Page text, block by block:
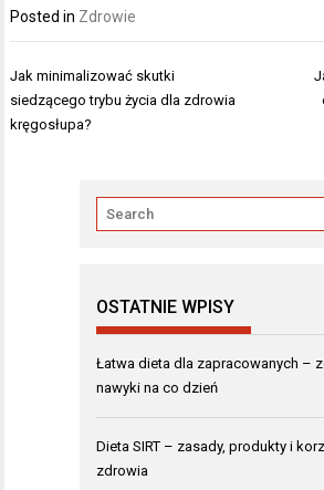
Posted in Zdrowie
Nawigacja
wpisu
Jak minimalizować skutki
siedzącego trybu życia dla zdrowia
kręgosłupa?
OSTATNIE WPISY
Łatwa dieta dla zapracowanych –
nawyki na co dzień
Dieta SIRT – zasady, produkty i
zdrowia